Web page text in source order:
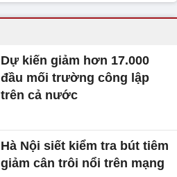
Dự kiến giảm hơn 17.000
đầu mối trường công lập
trên cả nước
Hà Nội siết kiểm tra bút tiêm
giảm cân trôi nổi trên mạng